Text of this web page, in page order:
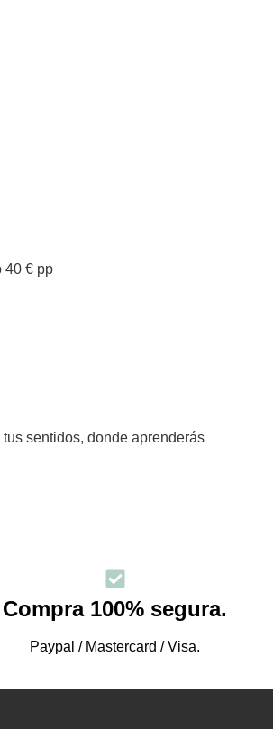
40 € pp
sentidos, donde aprenderás
Compra 100% segura.
Paypal / Mastercard / Visa.